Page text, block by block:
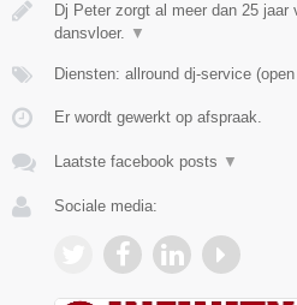
Dj Peter zorgt al meer dan 25
dansvloer. ▼
Diensten: allround dj-service
Er wordt gewerkt op afspraak.
Laatste facebook posts ▼
Sociale media: